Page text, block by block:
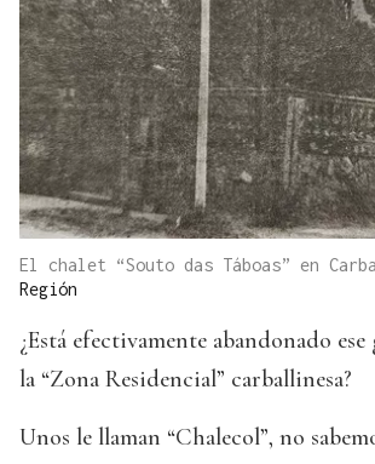
El chalet “Souto das Táboas” en
Región
¿Está efectivamente abandonado
la “Zona Residencial” carballinesa?
Unos le llaman “Chalecol”, no